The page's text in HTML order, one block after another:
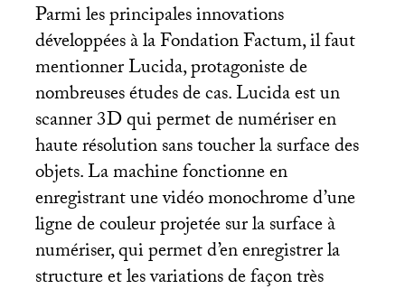
Parmi les principales innovations
développées à la Fondation Factum, il faut
mentionner Lucida, protagoniste de
nombreuses études de cas. Lucida est un
scanner 3D qui permet de numériser en
haute résolution sans toucher la surface des
objets. La machine fonctionne en
enregistrant une vidéo monochrome d’une
ligne de couleur projetée sur la surface à
numériser, qui permet d’en enregistrer la
structure et les variations de façon très